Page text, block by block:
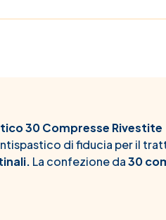
30 Compresse Rivestite
di fiducia per il
La confezione da30